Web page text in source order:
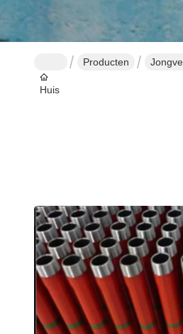
Huis
Producten